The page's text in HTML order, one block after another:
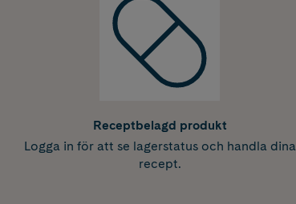
Receptbelagd produkt
Logga in för att se lagerstatus och handla dina
recept.